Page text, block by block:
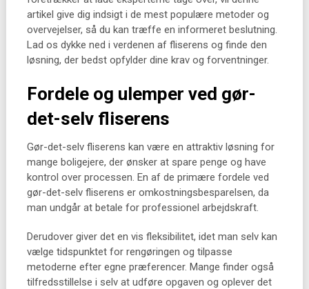
artikel give dig indsigt i de mest populære metoder og
overvejelser, så du kan træffe en informeret beslutning.
Lad os dykke ned i verdenen af fliserens og finde den
løsning, der bedst opfylder dine krav og forventninger.
Fordele og ulemper ved gør-
det-selv fliserens
Gør-det-selv fliserens kan være en attraktiv løsning for
mange boligejere, der ønsker at spare penge og have
kontrol over processen. En af de primære fordele ved
gør-det-selv fliserens er omkostningsbesparelsen, da
man undgår at betale for professionel arbejdskraft.
Derudover giver det en vis fleksibilitet, idet man selv kan
vælge tidspunktet for rengøringen og tilpasse
metoderne efter egne præferencer. Mange finder også
tilfredsstillelse i selv at udføre opgaven og oplever det